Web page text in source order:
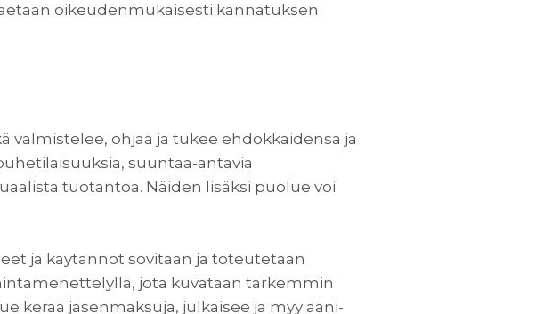
oikeudenmukaisesti kannatuksen
valmistelee, ohjaa ja tukee ehdokkaidensa ja
suuntaa-antavia
tuotantoa. Näiden lisäksi puolue voi
ja käytännöt sovitaan ja toteutetaan
jota kuvataan tarkemmin
kerää jäsenmaksuja, julkaisee ja myy ääni-